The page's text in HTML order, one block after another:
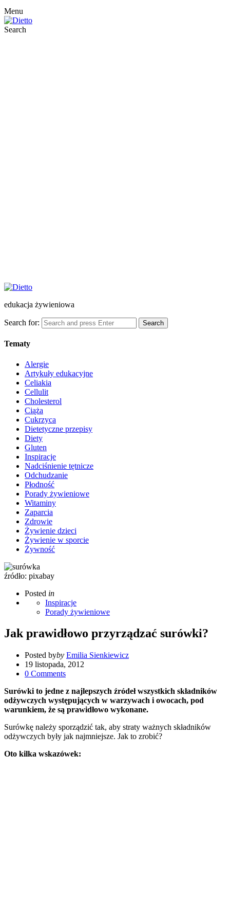
Menu
Search
edukacja żywieniowa
Search for: Search
Tematy
Alergie
Artykuły edukacyjne
Celiakia
Cellulit
Cholesterol
Ciąża
Cukrzyca
Dietetyczne przepisy
Diety
Gluten
Inspiracje
Nadciśnienie tętnicze
Odchudzanie
Płodność
Porady żywieniowe
Witaminy
Zaparcia
Zdrowie
Żywienie dzieci
Żywienie w sporcie
Żywność
źródło: pixabay
Posted in
Inspiracje
Porady żywieniowe
Jak prawidłowo przyrządzać surówki?
Posted byby Emilia Sienkiewicz
19 listopada, 2012
0 Comments
Surówki to jedne z najlepszych źródeł wszystkich składników
odżywczych występujących w warzywach i owocach, pod
warunkiem, że są prawidłowo wykonane.
Surówkę należy sporządzić tak, aby straty ważnych składników
odżywczych były jak najmniejsze. Jak to zrobić?
Oto kilka wskazówek: